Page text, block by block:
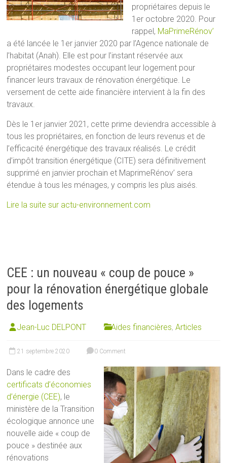
propriétaires depuis le
1er octobre 2020. Pour
rappel, MaPrimeRénov’
a été lancée le 1er janvier 2020 par l’Agence nationale de
l’habitat (Anah). Elle est pour l’instant réservée aux
propriétaires modestes occupant leur logement pour
financer leurs travaux de rénovation énergétique. Le
versement de cette aide financière intervient à la fin des
travaux.
Dès le 1er janvier 2021, cette prime deviendra accessible à
tous les propriétaires, en fonction de leurs revenus et de
l’efficacité énergétique des travaux réalisés. Le crédit
d’impôt transition énergétique (CITE) sera définitivement
supprimé en janvier prochain et MaprimeRénov’ sera
étendue à tous les ménages, y compris les plus aisés.
Lire la suite sur actu-environnement.com
CEE : un nouveau « coup de pouce »
pour la rénovation énergétique globale
des logements
Jean-Luc DELPONT Aides financières,Articles
21 septembre 2020 0 Comment
Dans le cadre des
certificats d’économies
d’énergie (CEE), le
ministère de la Transition
écologique annonce une
nouvelle aide « coup de
pouce » destinée aux
rénovations